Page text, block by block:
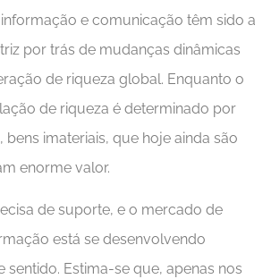
e comunicação têm sido a
por trás de mudanças dinâmicas
de riqueza global. Enquanto o
de riqueza é determinado por
bens imateriais, que hoje ainda são
enorme valor.
de suporte, e o mercado de
está se desenvolvendo
sentido. Estima-se que, apenas nos